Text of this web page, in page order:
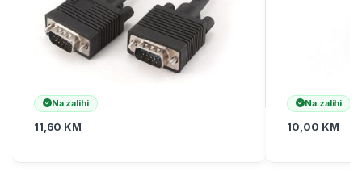
Na zalihi
11,60 KM
Na zalihi
10,00 KM